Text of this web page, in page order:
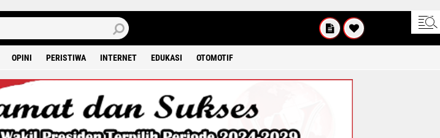
OPINI PERISTIWA INTERNET EDUKASI OTOMOTIF